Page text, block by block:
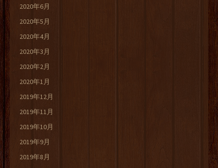
2020年6月
2020年5月
2020年4月
2020年3月
2020年2月
2020年1月
2019年12月
2019年11月
2019年10月
2019年9月
2019年8月